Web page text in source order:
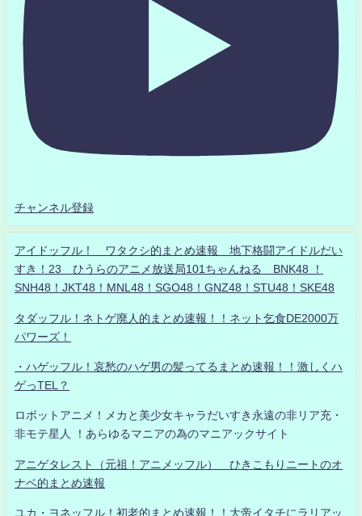
チャンネル登録
アイドッフル！ ワタクシ的まとめ速報 地下格闘アイドルだい
すき！23 ひうらのアニメ放送局101ちゃんねる BNK48 ！
SNH48！JKT48！MNL48！SGO48！GNZ48！STU48！SKE48
タダッフル！ネトゲ廃人的まとめ速報！！ネット乞食DE2000万
パワーズ！
・ハゲッフル！哀愁のハゲ男の髪ってるまとめ速報！！激しくハ
ゲっTEL？
ロボットアニメ！メカと美少女キャラだいすき永遠の非リア充・
非モテ星人 ！あらゆるマニアの為のマニアックサイト
アニゲタレスト（元祖！アニメッフル） ひきこもりニートのオ
ナベ的まとめ速報
ユカ・ヨネッフル！初老的まとめ速報！！大帝イタチにラリアッ